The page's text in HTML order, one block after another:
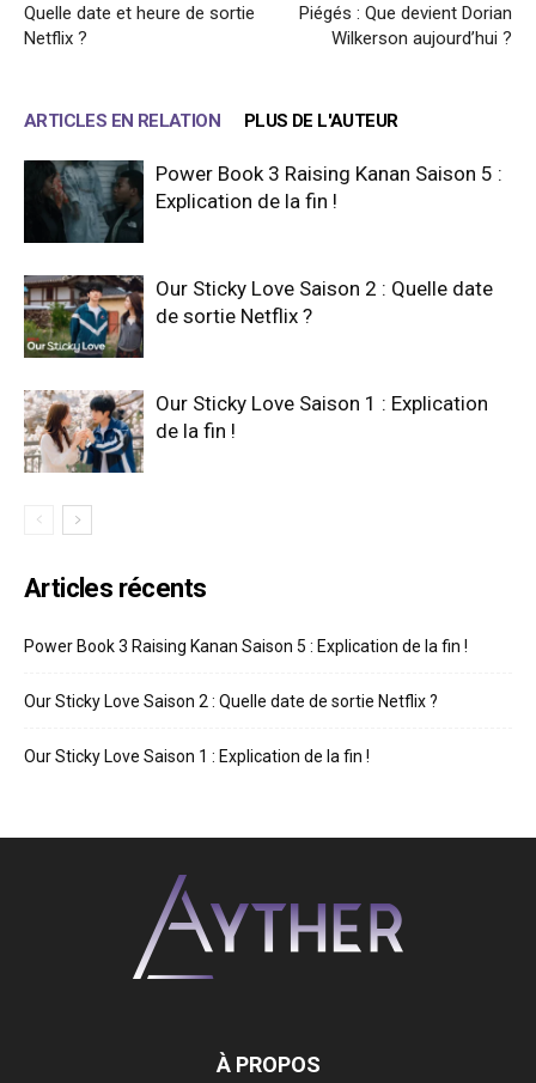
Quelle date et heure de sortie
Netflix ?
Piégés : Que devient Dorian
Wilkerson aujourd’hui ?
ARTICLES EN RELATION PLUS DE L'AUTEUR
Power Book 3 Raising Kanan Saison 5 :
Explication de la fin !
Our Sticky Love Saison 2 : Quelle date
de sortie Netflix ?
Our Sticky Love Saison 1 : Explication
de la fin !
Articles récents
Power Book 3 Raising Kanan Saison 5 : Explication de la fin !
Our Sticky Love Saison 2 : Quelle date de sortie Netflix ?
Our Sticky Love Saison 1 : Explication de la fin !
À PROPOS